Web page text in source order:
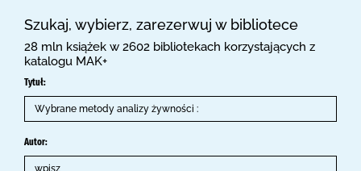
Szukaj, wybierz, zarezerwuj w bibliotece
28 mln książek w 2602 bibliotekach korzystających z
katalogu MAK+
Tytuł:
Autor: